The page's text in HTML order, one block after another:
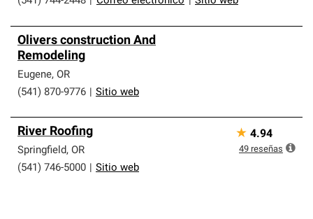
Olivers construction And
Remodeling
Eugene, OR
(541) 870-9776
Sitio web
River Roofing
Springfield, OR
(541) 746-5000
Sitio web
★ 4.94
49 reseñas